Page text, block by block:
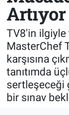
Artıyor
TV8'in ilgiyle
MasterChef
karşısına
tanıtımda
sertleşeceği
bir sınav
Kültür
Magazin
Müzik
Sağlık
SAĞLIK
TV
KÜLTÜR
Haber